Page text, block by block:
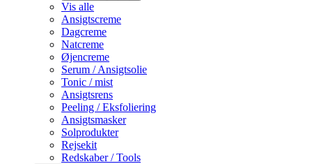
Vis alle
Ansigtscreme
Dagcreme
Natcreme
Øjencreme
Serum / Ansigtsolie
Tonic / mist
Ansigtsrens
Peeling / Eksfoliering
Ansigtsmasker
Solprodukter
Rejsekit
Redskaber / Tools